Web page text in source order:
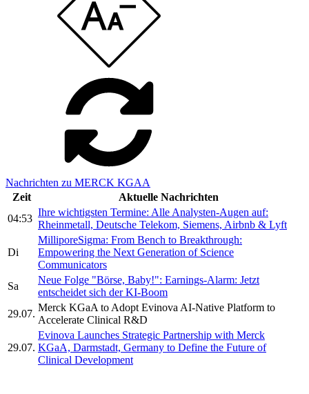
Nachrichten zu MERCK KGAA
Zeit
Aktuelle Nachrichten
04:53
Ihre wichtigsten Termine: Alle Analysten-Augen auf:
Rheinmetall, Deutsche Telekom, Siemens, Airbnb & Lyft
Di
MilliporeSigma: From Bench to Breakthrough:
Empowering the Next Generation of Science
Communicators
Sa
Neue Folge "Börse, Baby!": Earnings-Alarm: Jetzt
entscheidet sich der KI-Boom
29.07.
Merck KGaA to Adopt Evinova AI-Native Platform to
Accelerate Clinical R&D
29.07.
Evinova Launches Strategic Partnership with Merck
KGaA, Darmstadt, Germany to Define the Future of
Clinical Development